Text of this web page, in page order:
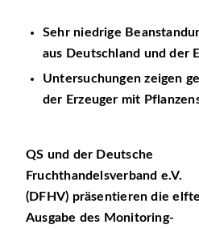
Sehr niedrige
aus Deutschland und der
Untersuchungen zeigen
der Erzeuger mit
QS und der Deutsche
Fruchthandelsverband e.V.
(DFHV) präsentieren die elfte
Ausgabe des Monitoring-